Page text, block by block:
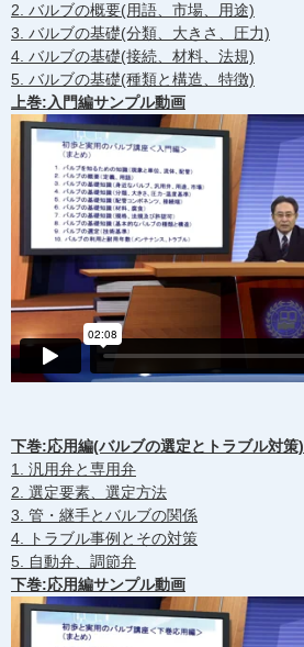
2. バルブの概要(用語、市場、用途)
3. バルブの基礎(分類、大きさ、圧力)
4. バルブの基礎(接続、材料、法規)
5. バルブの基礎(種類と構造、特徴)
上巻:入門編サンプル動画
下巻:応用編(バルブの選定とトラブル対策)
1. 汎用弁と専用弁
2. 選定要素、選定方法
3. 管・継手とバルブの関係
4. トラブル事例とその対策
5. 自動弁、調節弁
下巻:応用編サンプル動画